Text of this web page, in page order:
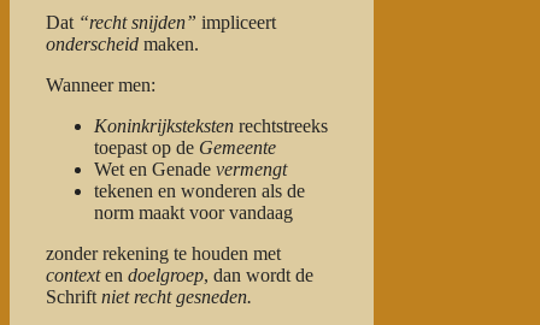
Dat “recht snijden” impliceert
onderscheid maken.
Wanneer men:
Koninkrijksteksten rechtstreeks
toepast op de Gemeente
Wet en Genade vermengt
tekenen en wonderen als de
norm maakt voor vandaag
zonder rekening te houden met
contexten doelgroep, dan wordt de
Schrift niet recht gesneden.